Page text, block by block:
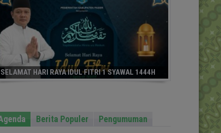
SELAMAT HARI RAYA IDUL FITRI 1 SYAWAL 1444H
Berita Populer Pengumuman